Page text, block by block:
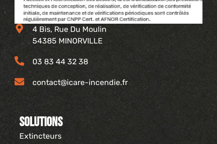
4 Bis, Rue Du Moulin
54385 MINORVILLE
03 83 44 32 38
contact@icare-incendie.fr
Solutions
Extincteurs